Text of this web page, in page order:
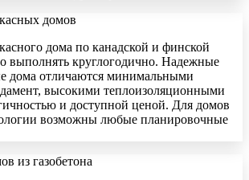
домов
дома по канадской и финской
выполнять круглогодично. Надежные
дома отличаются минимальными
высокими теплоизоляционными
и доступной ценой. Для домов
возможны любые планировочные
из газобетона